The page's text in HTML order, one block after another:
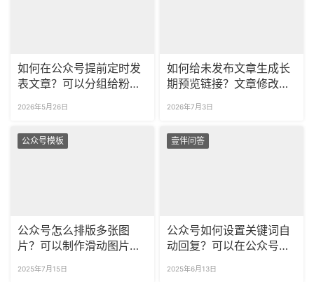
如何在公众号提前定时发
表文章？可以分组给粉丝
2026年5月26日
如何给未发布文章生成长
期预览链接？文章修改后
2026年7月3日
公众号模板
公众号怎么排版多张图
片？可以制作滑动图片的
2025年7月15日
壹伴问答
公众号如何设置关键词自
动回复？可以在公众号自
2025年6月13日